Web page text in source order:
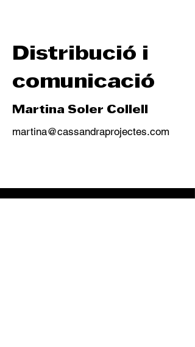
Distribució i
comunicació
Martina Soler Collell
martina@cassandraprojectes.com